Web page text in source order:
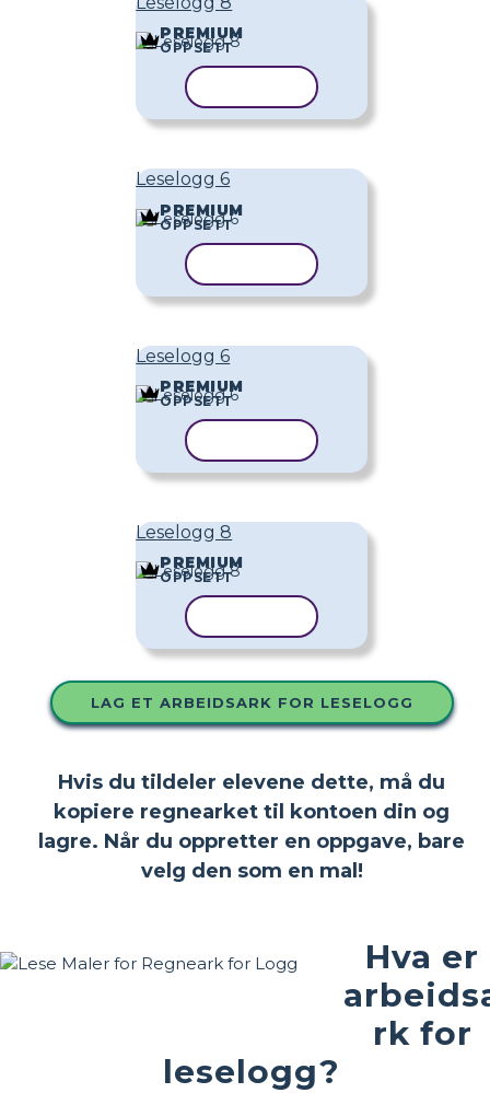
PREMIUM
OPPSETT
Leselogg 6
PREMIUM
OPPSETT
Leselogg 6
PREMIUM
OPPSETT
Leselogg 8
PREMIUM
OPPSETT
LAG ET ARBEIDSARK FOR LESELOGG
Hvis du tildeler elevene dette, må du
kopiere regnearket til kontoen din og
lagre. Når du oppretter en oppgave, bare
velg den som en mal!
Hva er
rk for
leselogg?